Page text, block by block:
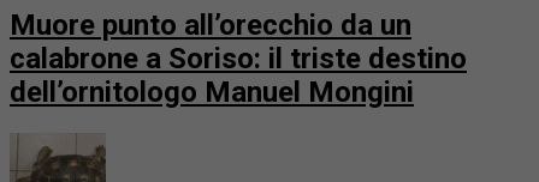
Muore punto all’orecchio da un
calabrone a Soriso: il triste destino
dell’ornitologo Manuel Mongini